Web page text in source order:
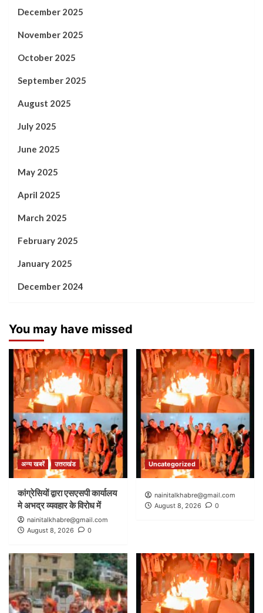
December 2025
November 2025
October 2025
September 2025
August 2025
July 2025
June 2025
May 2025
April 2025
March 2025
February 2025
January 2025
December 2024
You may have missed
अन्य खबरें उत्तराखंड
कांग्रेसियों द्वारा एसएसपी कार्यालय
मे अभद्र व्यवहार के विरोध में
nainitalkhabre@gmail.com
August 8, 2026
0
Uncategorized
nainitalkhabre@gmail.com
August 8, 2026
0